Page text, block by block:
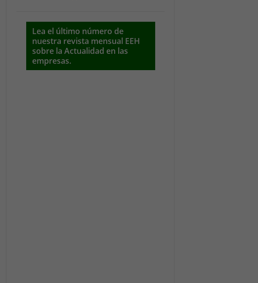
Lea el último número de
nuestra revista mensual EEH
sobre la Actualidad en las
empresas.